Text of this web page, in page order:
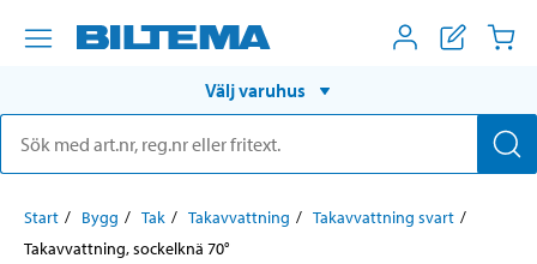
Välj varuhus
Start Bygg Tak Takavvattning
Takavvattning svart
Takavvattning, sockelknä 70°